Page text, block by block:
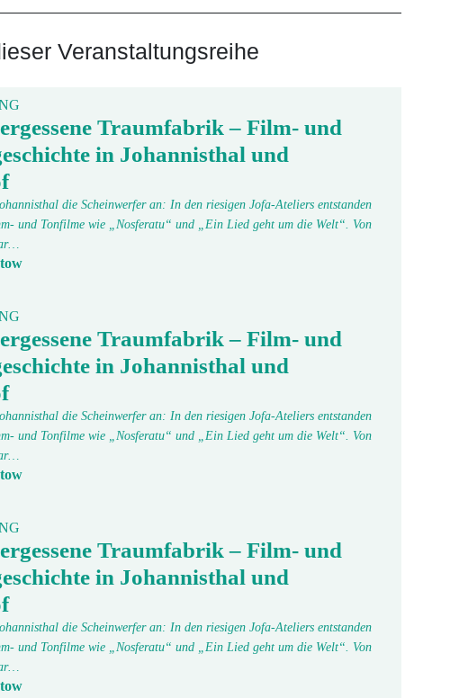
Veranstaltungsreihe
Traumfabrik – Film- und
in Johannisthal und
die Scheinwerfer an: In den riesigen Jofa-Ateliers entstanden
und Tonfilme wie „Nosferatu“ und „Ein Lied geht um die Welt“. Von
Traumfabrik – Film- und
in Johannisthal und
die Scheinwerfer an: In den riesigen Jofa-Ateliers entstanden
und Tonfilme wie „Nosferatu“ und „Ein Lied geht um die Welt“. Von
Traumfabrik – Film- und
in Johannisthal und
die Scheinwerfer an: In den riesigen Jofa-Ateliers entstanden
und Tonfilme wie „Nosferatu“ und „Ein Lied geht um die Welt“. Von